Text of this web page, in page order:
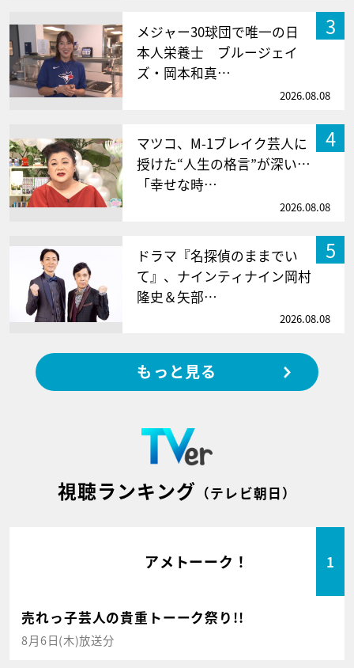
3
メジャー30球団で唯一の日
本人栄養士 ブルージェイ
ズ・岡本和真…
2026.08.08
4
マツコ、M-1ブレイク芸人に
授けた“人生の格言”が深い…
「幸せな時…
2026.08.08
5
ドラマ『名探偵のままでい
て』、ナインティナイン岡村
隆史＆矢部…
2026.08.08
もっと見る
視聴ランキング （テレビ朝日）
アメトーーク！ 1
売れっ子芸人の貴重トーーク祭り!!
8月6日(木)放送分